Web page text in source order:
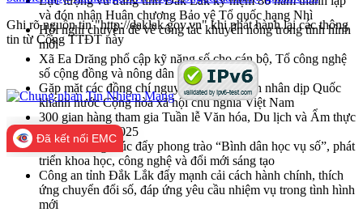
và đón nhận Huân chương Bảo vệ Tổ quốc hạng Nhì
Hội nghị chuyên đề về công tác khuyến nông trong tình hình
mới
Xã Ea Drăng phổ cập kỹ năng số cho cán bộ, Tổ công nghệ
số cộng đồng và nông dân
Gặp mặt các đồng chí nguyên lãnh đạo tỉnh nhân dịp Quốc
khánh nước Cộng hòa xã hội chủ nghĩa Việt Nam
300 gian hàng tham gia Tuần lễ Văn hóa, Du lịch và Ẩm thực
Đắk Lắk năm 2025
Xã Ea Drăng thúc đẩy phong trào “Bình dân học vụ số”, phát
triển khoa học, công nghệ và đổi mới sáng tạo
Công an tỉnh Đắk Lắk đẩy mạnh cải cách hành chính, thích
ứng chuyển đổi số, đáp ứng yêu cầu nhiệm vụ trong tình hình
mới
Ghi rõ nguồn tin "http://daklak.gov.vn" khi phát hành lại các thông
tin từ Cổng TTĐT này
Đã kết nối EMC